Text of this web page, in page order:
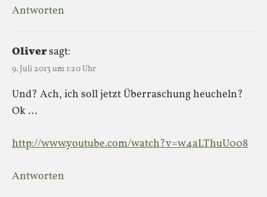
Antworten
Oliversagt:
9. Juli 2013 um 1:20 Uhr
Und? Ach, ich soll jetzt Überraschung heucheln?
Ok …
http://www.youtube.com/watch?v=w4aLThuU008
Antworten